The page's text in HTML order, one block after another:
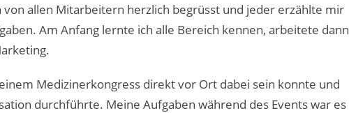
allen Mitarbeitern herzlich begrüsst und jeder erzählte mir
Am Anfang lernte ich alle Bereich kennen, arbeitete dann
Medizinerkongress direkt vor Ort dabei sein konnte und
durchführte. Meine Aufgaben während des Events war es